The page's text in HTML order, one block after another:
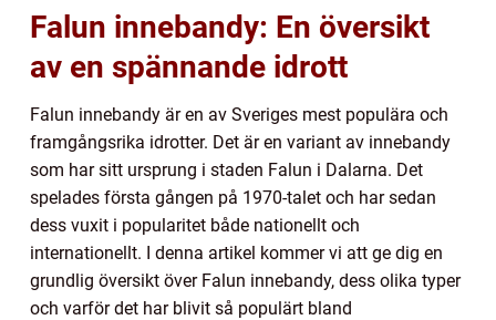
Falun innebandy: En översikt
av en spännande idrott
Falun innebandy är en av Sveriges mest populära och
framgångsrika idrotter. Det är en variant av innebandy
som har sitt ursprung i staden Falun i Dalarna. Det
spelades första gången på 1970-talet och har sedan
dess vuxit i popularitet både nationellt och
internationellt. I denna artikel kommer vi att ge dig en
grundlig översikt över Falun innebandy, dess olika typer
och varför det har blivit så populärt bland